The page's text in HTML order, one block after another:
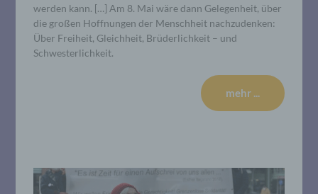
werden kann. […] Am 8. Mai wäre dann Gelegenheit, über
die großen Hoffnungen der Menschheit nachzudenken:
Über Freiheit, Gleichheit, Brüderlichkeit – und
Schwesterlichkeit.
mehr ...